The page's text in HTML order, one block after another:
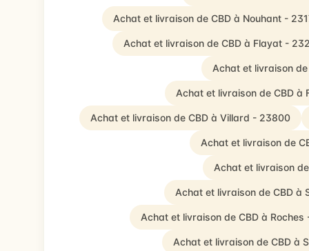
Achat et livraison de CBD à Nouhant -
Achat et livraison de CBD à Flayat -
Achat et livraison
Achat et livraison de CBD
Achat et livraison de CBD à Villard - 23800
Achat et livraison de
Achat et livraison
Achat et livraison de CBD
Achat et livraison de CBD à Roches
Achat et livraison de CBD à